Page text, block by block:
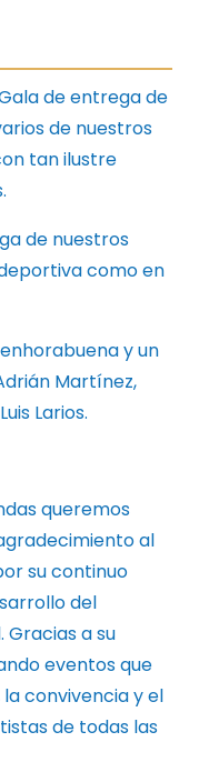
de entrega de
de nuestros
tan ilustre
de nuestros
como en
y un
Martínez,
Larios.
queremos
al
su continuo
del
a su
eventos que
convivencia y el
de todas las